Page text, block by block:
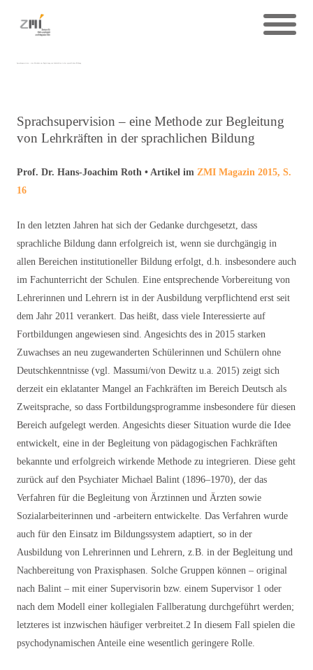
Sprachsupervision – eine Methode zur Begleitung
von Lehrkräften in der sprachlichen Bildung
Prof. Dr. Hans-Joachim Roth • Artikel im ZMI Magazin 2015, S.
16
In den letzten Jahren hat sich der Gedanke durchgesetzt, dass
sprachliche Bildung dann erfolgreich ist, wenn sie durchgängig in
allen Bereichen institutioneller Bildung erfolgt, d.h. insbesondere auch
im Fachunterricht der Schulen. Eine entsprechende Vorbereitung von
Lehrerinnen und Lehrern ist in der Ausbildung verpflichtend erst seit
dem Jahr 2011 verankert. Das heißt, dass viele Interessierte auf
Fortbildungen angewiesen sind. Angesichts des in 2015 starken
Zuwachses an neu zugewanderten Schülerinnen und Schülern ohne
Deutschkenntnisse (vgl. Massumi/von Dewitz u.a. 2015) zeigt sich
derzeit ein eklatanter Mangel an Fachkräften im Bereich Deutsch als
Zweitsprache, so dass Fortbildungsprogramme insbesondere für diesen
Bereich aufgelegt werden. Angesichts dieser Situation wurde die Idee
entwickelt, eine in der Begleitung von pädagogischen Fachkräften
bekannte und erfolgreich wirkende Methode zu integrieren. Diese geht
zurück auf den Psychiater Michael Balint (1896–1970), der das
Verfahren für die Begleitung von Ärztinnen und Ärzten sowie
Sozialarbeiterinnen und -arbeitern entwickelte. Das Verfahren wurde
auch für den Einsatz im Bildungssystem adaptiert, so in der
Ausbildung von Lehrerinnen und Lehrern, z.B. in der Begleitung und
Nachbereitung von Praxisphasen. Solche Gruppen können – original
nach Balint – mit einer Supervisorin bzw. einem Supervisor 1 oder
nach dem Modell einer kollegialen Fallberatung durchgeführt werden;
letzteres ist inzwischen häufiger verbreitet.2 In diesem Fall spielen die
psychodynamischen Anteile eine wesentlich geringere Rolle.